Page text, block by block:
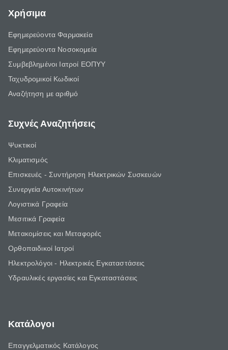
Χρήσιμα
Εφημερεύοντα Φαρμακεία
Εφημερεύοντα Νοσοκομεία
Συμβεβλημένοι Ιατροί ΕΟΠΥΥ
Ταχυδρομικοί Κωδικοί
Αναζήτηση με αριθμό
Συχνές Αναζητήσεις
Ψυκτικοί
Κλιματισμός
Επισκευές - Συντήρηση Ηλεκτρικών Συσκευών
Συνεργεία Αυτοκινήτων
Λογιστικά Γραφεία
Μεσιτικά Γραφεία
Μετακομίσεις και Μεταφορές
Ορθοπαιδικοί Ιατροί
Ηλεκτρολόγοι - Ηλεκτρικές Εγκαταστάσεις
Υδραυλικές εργασίες και Εγκαταστάσεις
Κατάλογοι
Επαγγελματικός Κατάλογος